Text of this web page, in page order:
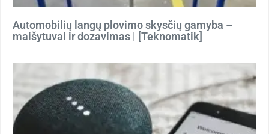
Automobilių langų plovimo skysčių gamyba –
maišytuvai ir dozavimas | [Teknomatik]